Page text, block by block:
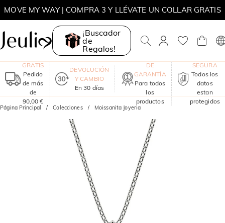
MOVE MY WAY | COMPRA 3 Y LLÉVATE UN COLLAR GRATIS
¡Buscador
de
Regalos!
GRATIS
Pedido
de más
de
90,00 €
DEVOLUCIÓN
Y CAMBIO
En 30 días
DE
GARANTÍA
Para todos
los
productos
SEGURA
Todos los
datos
estan
protegidos
Página Principal Colecciones Moissanita Joyeria